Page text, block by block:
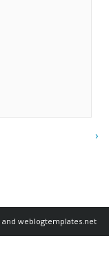
›
and weblogtemplates.net